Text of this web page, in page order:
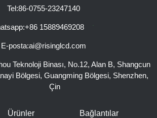
Tel:86-0755-23247140
+86 15889469208
E-posta:ai@risinglcd.com
Teknoloji Binası, No.12, Alan B, Shangcun
Bölgesi, Guangming Bölgesi, Shenzhen,
Çin
Ürünler Bağlantılar